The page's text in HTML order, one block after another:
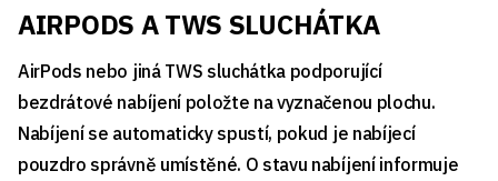
AIRPODS A TWS SLUCHÁTKA
AirPods nebo jiná TWS sluchátka podporující
bezdrátové nabíjení položte na vyznačenou plochu.
Nabíjení se automaticky spustí, pokud je nabíjecí
pouzdro správně umístěné. O stavu nabíjení informuje